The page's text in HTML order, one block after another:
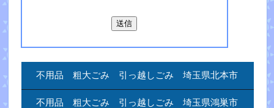
不用品 粗大ごみ 引っ越しごみ 埼玉県北本市
不用品 粗大ごみ 引っ越しごみ 埼玉県鴻巣市